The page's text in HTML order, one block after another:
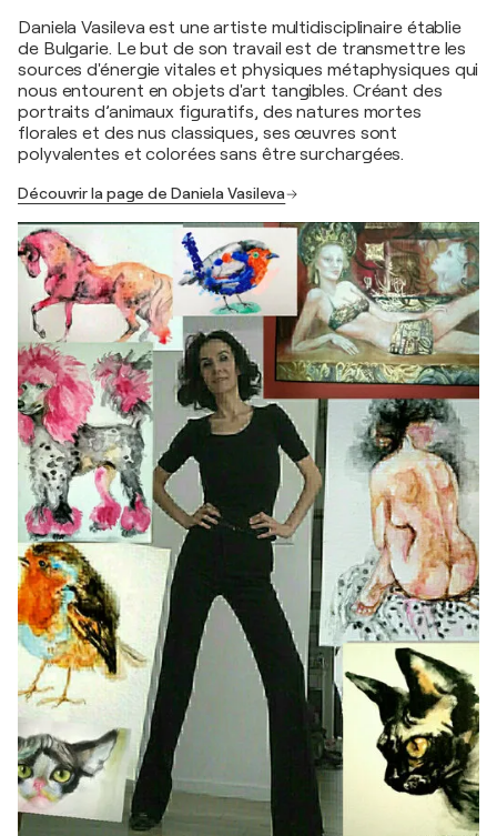
Daniela Vasileva est une artiste multidisciplinaire établie
de Bulgarie. Le but de son travail est de transmettre les
sources d'énergie vitales et physiques métaphysiques qui
nous entourent en objets d'art tangibles. Créant des
portraits d’animaux figuratifs, des natures mortes
florales et des nus classiques, ses œuvres sont
polyvalentes et colorées sans être surchargées.
Découvrir la page de Daniela Vasileva